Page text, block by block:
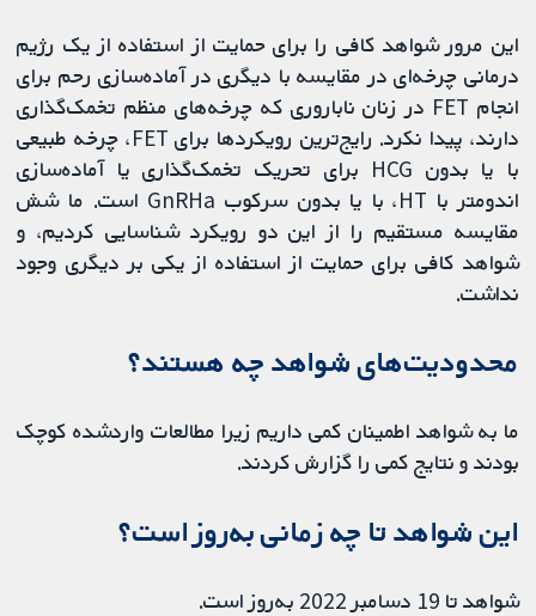
این مرور شواهد کافی را برای حمایت از استفاده از یک رژیم
درمانی چرخه‌ای در مقایسه با دیگری در آماده‌سازی رحم برای
انجام FET در زنان ناباروری که چرخه‌های منظم تخمک‌گذاری
دارند، پیدا نکرد. رایج‌ترین رویکردها برای FET، چرخه طبیعی
با یا بدون HCG برای تحریک تخمک‌گذاری یا آماده‌سازی
اندومتر با HT، با یا بدون سرکوب GnRHa است. ما شش
مقایسه مستقیم را از این دو رویکرد شناسایی کردیم، و
شواهد کافی برای حمایت از استفاده از یکی بر دیگری وجود
نداشت.
محدودیت‌های شواهد چه هستند؟
ما به شواهد اطمینان کمی داریم زیرا مطالعات واردشده کوچک
بودند و نتایج کمی را گزارش کردند.
این شواهد تا چه زمانی به‌روز است؟
شواهد تا 19 دسامبر 2022 به‌روز است.